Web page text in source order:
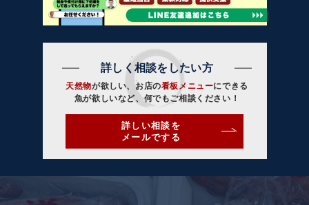
詳しく相談をしたい方
天然物が欲しい、お店の看板メニューにできる
魚が欲しいなど、何でもご相談ください！
詳しい相談を
メールでする